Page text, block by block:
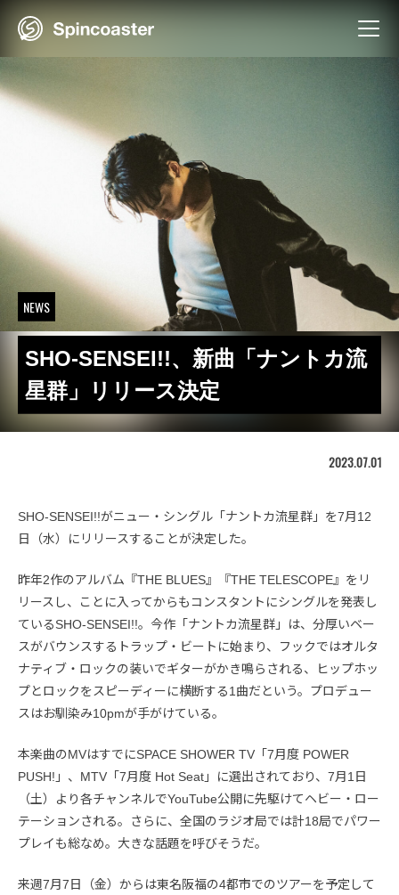
NEWS
SHO-SENSEI!!、新曲「ナントカ流
星群」リリース決定
2023.07.01
SHO-SENSEI!!がニュー・シングル「ナントカ流星群」を7月12
日（水）にリリースすることが決定した。
昨年2作のアルバム『THE BLUES』『THE TELESCOPE』をリ
リースし、ことに入ってからもコンスタントにシングルを発表し
ているSHO-SENSEI!!。今作「ナントカ流星群」は、分厚いベー
スがバウンスするトラップ・ビートに始まり、フックではオルタ
ナティブ・ロックの装いでギターがかき鳴らされる、ヒップホッ
プとロックをスピーディーに横断する1曲だという。プロデュー
スはお馴染み10pmが手がけている。
本楽曲のMVはすでにSPACE SHOWER TV「7月度 POWER
PUSH!」、MTV「7月度 Hot Seat」に選出されており、7月1日
（土）より各チャンネルでYouTube公開に先駆けてヘビー・ロー
テーションされる。さらに、全国のラジオ局では計18局でパワー
プレイも総なめ。大きな話題を呼びそうだ。
来週7月7日（金）からは東名阪福の4都市でのツアーを予定して